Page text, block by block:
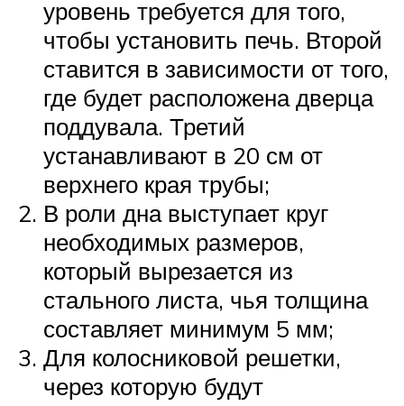
уровень требуется для того,
чтобы установить печь. Второй
ставится в зависимости от того,
где будет расположена дверца
поддувала. Третий
устанавливают в 20 см от
верхнего края трубы;
В роли дна выступает круг
необходимых размеров,
который вырезается из
стального листа, чья толщина
составляет минимум 5 мм;
Для колосниковой решетки,
через которую будут